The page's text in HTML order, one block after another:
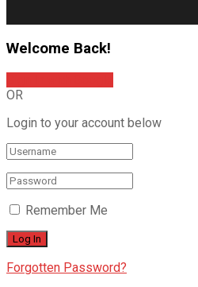
Welcome Back!
OR
Login to your account below
Remember Me
Forgotten Password?